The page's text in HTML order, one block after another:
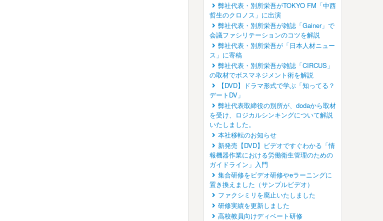
弊社代表・別所栄吾がTOKYO FM「中西
哲生のクロノス」に出演
弊社代表・別所栄吾が雑誌「Gainer」で
会議ファシリテーションのコツを解説
弊社代表・別所栄吾が「日本人材ニュー
ス」に寄稿
弊社代表・別所栄吾が雑誌「CIRCUS」
の取材でボスマネジメント術を解説
【DVD】ドラマ形式で学ぶ「知ってる？
デートDV」
弊社代表取締役の別所が、dodaから取材
を受け、ロジカルシンキングについて解説
いたしました。
本社移転のお知らせ
新発売【DVD】ビデオですぐわかる「情
報機器作業における労働衛生管理のための
ガイドライン」入門
集合研修をビデオ研修やeラーニングに
置き換えました（サンプルビデオ）
ファクシミリを廃止いたしました
研修実績を更新しました
高校教員向けディベート研修